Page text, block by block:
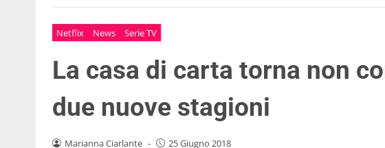
Netflix News Serie TV
La casa di carta torna non
due nuove stagioni
Marianna Ciarlante - 25 Giugno 2018